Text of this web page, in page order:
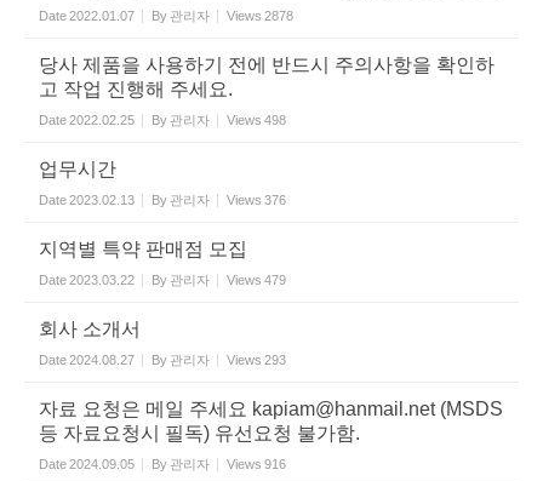
Date2022.01.07 By 관리자 Views 2878
당사 제품을 사용하기 전에 반드시 주의사항을 확인하
고 작업 진행해 주세요.
Date2022.02.25 By 관리자 Views 498
업무시간
Date2023.02.13 By 관리자 Views 376
지역별 특약 판매점 모집
Date2023.03.22 By 관리자 Views 479
회사 소개서
Date2024.08.27 By 관리자 Views 293
자료 요청은 메일 주세요 kapiam@hanmail.net (MSDS
등 자료요청시 필독) 유선요청 불가함.
Date2024.09.05 By 관리자 Views 916